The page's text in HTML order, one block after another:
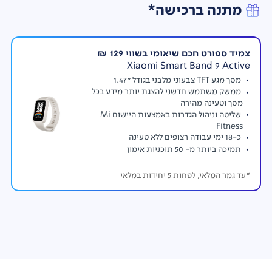
מצלמה קדמית AI
פיקסל 1.12μm
פתיחת נעילה בזיהוי פנים
צילום וידיאו 30fps ב-720/1080p
מצלמה אחורית AI
1.12μm
מגוון של טכנולוגיות צילום לתמונות וסרטונים: צילום
מסמכים , וידאו , טלמפרומפטר , HDR , צילום דינאמי
צילום וידיאו 30fps ב-720/1080p
מסך
מתנה ברכישה*
צמיד ספורט חכם שיאומי בשווי 129 ₪
Xiaomi Smart Band 9 Active
מסך מגע TFT צבעוני מלבני בגודל "1.47
ממשק משתמש חדשני להצגת יותר מידע בכל
מסך וטעינה מהירה
שליטה וניהול הגדרות באמצעות היישום Mi
Fitness
כ-18 ימי עבודה רצופים ללא טעינה
תמיכה ביותר מ- 50 תוכניות אימון
*עד גמר המלאי, לפחות 5 יחידות במלאי